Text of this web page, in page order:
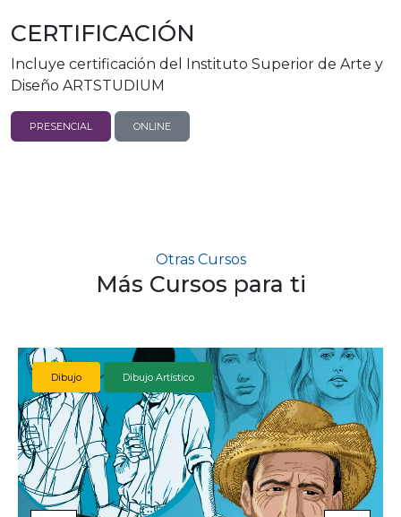
CERTIFICACIÓN
Incluye certificación del Instituto Superior de Arte y
Diseño ARTSTUDIUM
PRESENCIAL ONLINE
Otras Cursos
Más Cursos para ti
Dibujo Dibujo Artístico